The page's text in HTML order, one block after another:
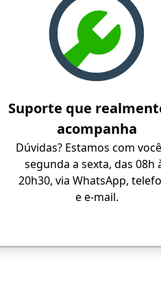
Suporte que
acompanha
Dúvidas? Estamos com
segunda a sexta, das 08h
20h30, via WhatsApp,
e e-mail.